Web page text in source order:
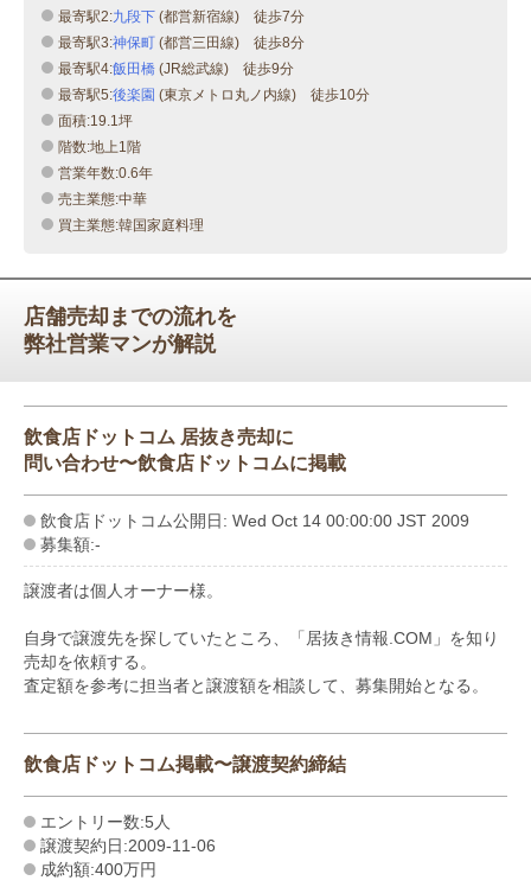
最寄駅2:九段下 (都営新宿線) 徒歩7分
最寄駅3:神保町 (都営三田線) 徒歩8分
最寄駅4:飯田橋 (JR総武線) 徒歩9分
最寄駅5:後楽園 (東京メトロ丸ノ内線) 徒歩10分
面積:19.1坪
階数:地上1階
営業年数:0.6年
売主業態:中華
買主業態:韓国家庭料理
店舗売却までの流れを
弊社営業マンが解説
飲食店ドットコム 居抜き売却に
問い合わせ〜飲食店ドットコムに掲載
飲食店ドットコム公開日: Wed Oct 14 00:00:00 JST 2009
募集額:-
譲渡者は個人オーナー様。
自身で譲渡先を探していたところ、「居抜き情報.COM」を知り
売却を依頼する。
査定額を参考に担当者と譲渡額を相談して、募集開始となる。
飲食店ドットコム掲載〜譲渡契約締結
エントリー数:5人
譲渡契約日:2009-11-06
成約額:400万円